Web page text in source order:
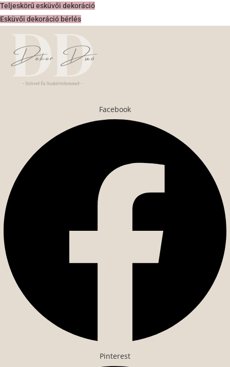
Teljeskörű esküvői dekoráció
Esküvői dekoráció bérlés
Facebook
Pinterest